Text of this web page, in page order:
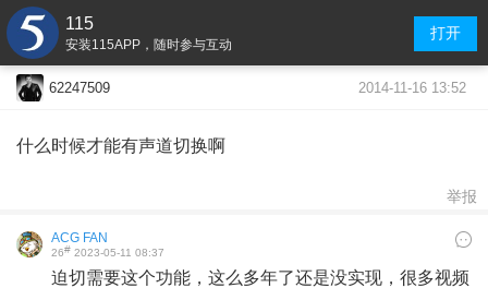
115
安装115APP，随时参与互动
打开
62247509 2014-11-16 13:52
什么时候才能有声道切换啊
举报
ACG FAN
26# 2023-05-11 08:37
迫切需要这个功能，这么多年了还是没实现，很多视频